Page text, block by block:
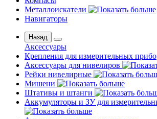
Металлоискатели
Навигаторы
Назад
Аксессуары
Крепления для измерительных
Аксессуары для нивелиров
Рейки нивелирные
Мишени
Штативы и штанги
Аккумуляторы и ЗУ для